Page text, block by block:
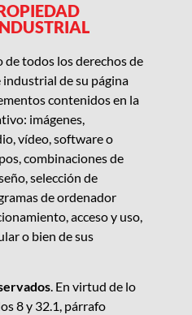
todos los derechos de
de su página
contenidos en la
imágenes,
vídeo, software o
combinaciones de
selección de
de ordenador
acceso y uso,
o bien de sus
. En virtud de lo
8 y 32.1, párrafo